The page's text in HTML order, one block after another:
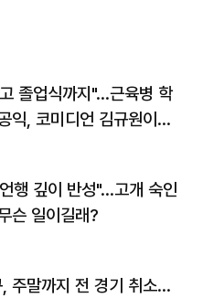
졸업식까지"…근육병 학
익, 코미디언 김규원이었
행 깊이 반성"…고개 숙인
슨 일이길래?
주말까지 전 경기 취소…